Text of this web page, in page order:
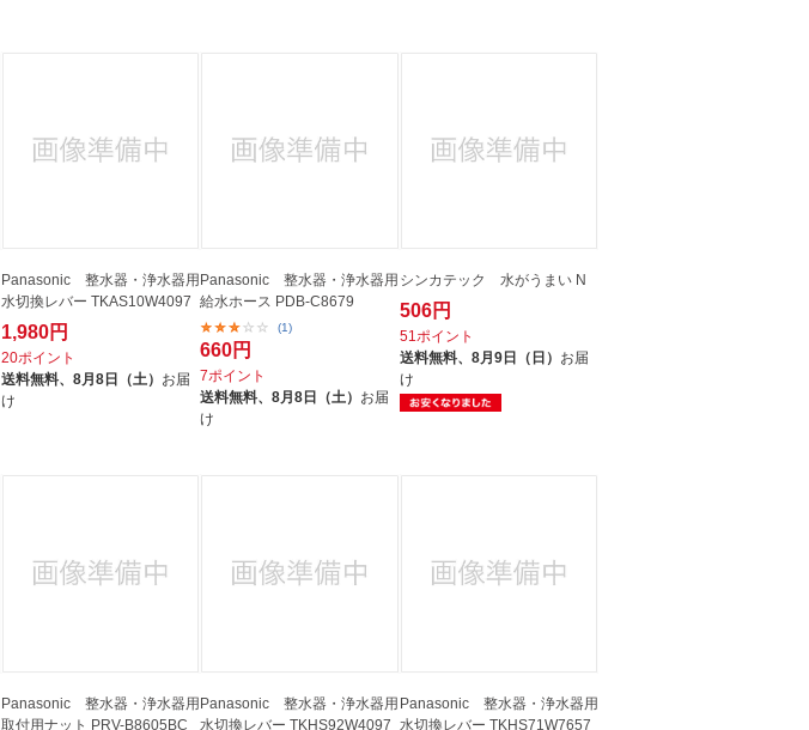
Panasonic 整水器・浄水器用
水切換レバー TKAS10W4097
1,980円
20ポイント
送料無料、 8月8日（土） お届
け
Panasonic 整水器・浄水器用
給水ホース PDB-C8679
(1)
660円
7ポイント
送料無料、8月8日（土） お届
け
シンカテック 水がうまい N
506円
51ポイント
送料無料、 8月9日（日） お届
け
Panasonic 整水器・浄水器用
取付用ナット PRV-B8605BC
Panasonic 整水器・浄水器用
水切換レバー TKHS92W4097
Panasonic 整水器・浄水器用
水切換レバー TKHS71W7657